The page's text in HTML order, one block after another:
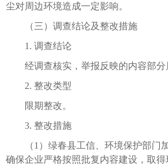
尘对周边环境造成一定影响。
（三）调查结论及整改措施
1. 调查结论
经调查核实，举报反映的内容部分
2. 整改类型
限期整改。
3. 整改措施
（1）绿春县工信、环境保护部门加
确保企业严格按照批复内容建设，取